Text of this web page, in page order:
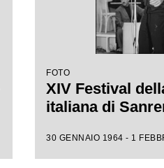
FOTO
XIV Festival
italiana di
30 GENNAIO 1964 - 1